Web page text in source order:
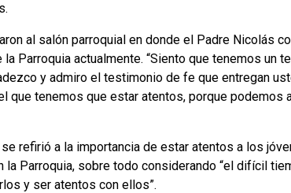
al salón parroquial en donde el Padre Nicolás
Parroquia actualmente. “Siento que tenemos un
y admiro el testimonio de fe que entregan
que tenemos que estar atentos, porque podemos
refirió a la importancia de estar atentos a los
la Parroquia, sobre todo considerando “el difícil
y ser atentos con ellos”.